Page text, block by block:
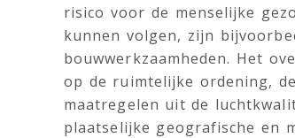
risico voor de menselijke
kunnen volgen, zijn
bouwwerkzaamheden. Het
op de ruimtelijke ordening,
maatregelen uit de
plaatselijke geografische en